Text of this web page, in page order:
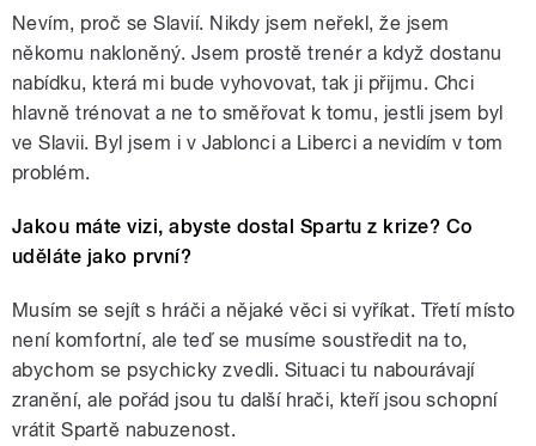
Nevím, proč se Slavií. Nikdy jsem neřekl, že jsem
někomu nakloněný. Jsem prostě trenér a když dostanu
nabídku, která mi bude vyhovovat, tak ji přijmu. Chci
hlavně trénovat a ne to směřovat k tomu, jestli jsem byl
ve Slavii. Byl jsem i v Jablonci a Liberci a nevidím v tom
problém.
Jakou máte vizi, abyste dostal Spartu z krize? Co
uděláte jako první?
Musím se sejít s hráči a nějaké věci si vyříkat. Třetí místo
není komfortní, ale teď se musíme soustředit na to,
abychom se psychicky zvedli. Situaci tu nabourávají
zranění, ale pořád jsou tu další hrači, kteří jsou schopní
vrátit Spartě nabuzenost.